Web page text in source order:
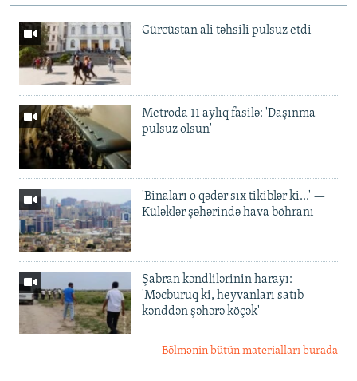
Gürcüstan ali təhsili pulsuz etdi
Metroda 11 aylıq fasilə: 'Daşınma
pulsuz olsun'
'Binaları o qədər sıx tikiblər ki...' —
Küləklər şəhərində hava böhranı
Şabran kəndlilərinin harayı:
'Məcburuq ki, heyvanları satıb
kənddən şəhərə köçək'
Bölmənin bütün materialları burada